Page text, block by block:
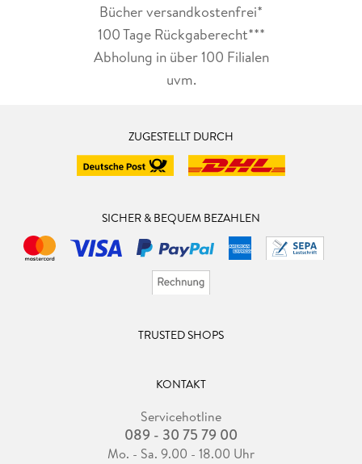
Bücher versandkostenfrei*
100 Tage Rückgaberecht***
Abholung in über 100 Filialen
uvm.
ZUGESTELLT DURCH
SICHER & BEQUEM BEZAHLEN
TRUSTED SHOPS
KONTAKT
Servicehotline
089 - 30 75 79 00
Mo. - Sa. 9.00 - 18.00 Uhr